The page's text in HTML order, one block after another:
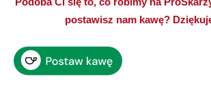
postawisz nam kawę?